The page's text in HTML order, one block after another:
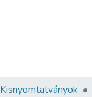
Kisnyomtatványok